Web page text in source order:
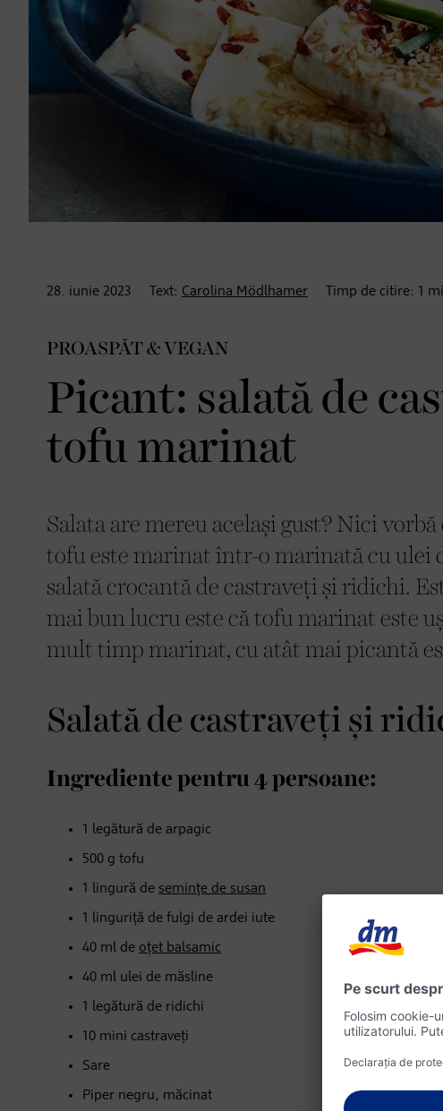
28. iunie 2023 Text: Carolina Mödlhamer Timp de citire: 1
PROASPĂT & VEGAN
Picant: salată de
tofu marinat
Salata are mereu același gust? Nici
tofu este marinat într-o marinată cu ulei
salată crocantă de castraveți și ridichi.
mai bun lucru este că tofu marinat este
mult timp marinat, cu atât mai picantă
Salată de castraveți și
Ingrediente pentru 4 persoane:
1 legătură de arpagic
500 g tofu
1 lingură de semințe de susan
1 linguriță de fulgi de ardei iute
40 ml de oțet balsamic
40 ml ulei de măsline
1 legătură de ridichi
10 mini castraveți
Sare
Piper negru, măcinat